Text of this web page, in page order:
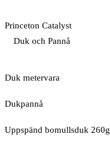
Princeton Catalyst
Duk och Pannå
Duk metervara
Dukpannå
Uppspänd bomullsduk 260g